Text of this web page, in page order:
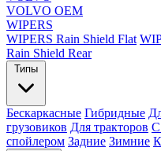
VOLVO OEM
WIPERS
WIPERS Rain Shield Flat
Rain Shield Rear
Типы
Бескаркасные Гибридные
грузовиков Для тракторов С
спойлером Задние Зимние